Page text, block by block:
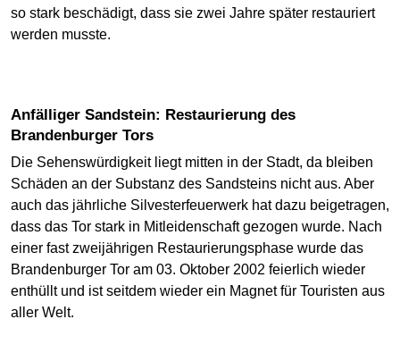
so stark beschädigt, dass sie zwei Jahre später restauriert
werden musste.
Anfälliger Sandstein: Restaurierung des
Brandenburger Tors
Die Sehenswürdigkeit liegt mitten in der Stadt, da bleiben
Schäden an der Substanz des Sandsteins nicht aus. Aber
auch das jährliche Silvesterfeuerwerk hat dazu beigetragen,
dass das Tor stark in Mitleidenschaft gezogen wurde. Nach
einer fast zweijährigen Restaurierungsphase wurde das
Brandenburger Tor am 03. Oktober 2002 feierlich wieder
enthüllt und ist seitdem wieder ein Magnet für Touristen aus
aller Welt.